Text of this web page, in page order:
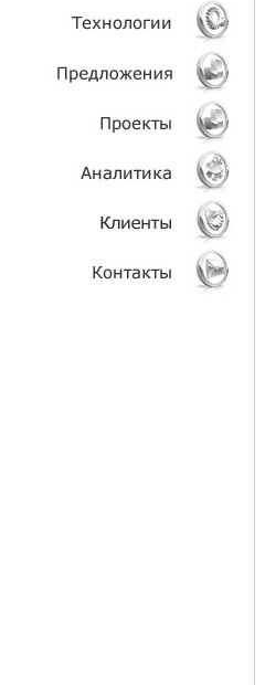
УСЛУГИ
ТЕХНОЛОГИИ
ОБЪЕКТЫ
ПРОЕКТЫ
АНАЛИТИКА
КЛИЕНТЫ